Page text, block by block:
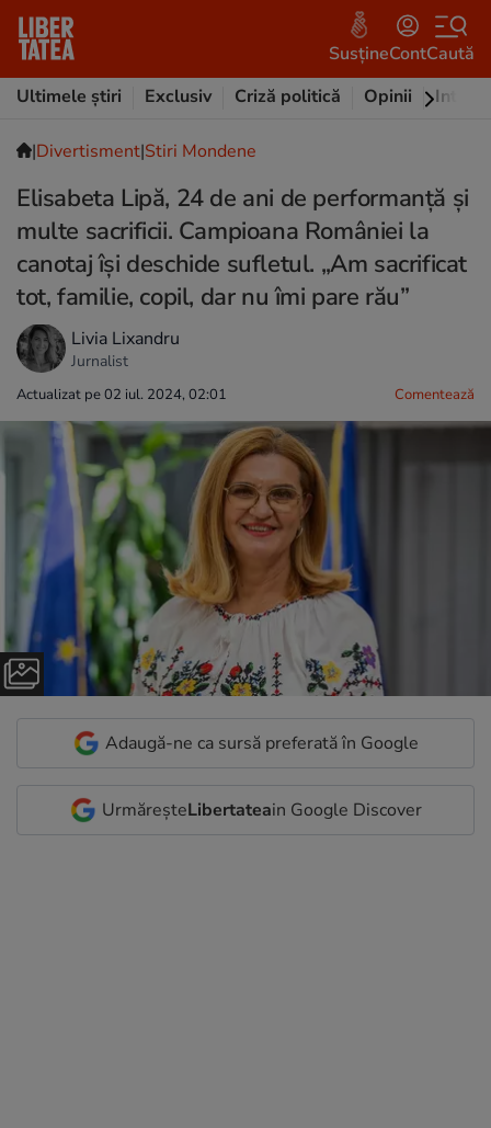
SusțineContCaută
Ultimele știri
Exclusiv Criză politică Opinii
|Divertisment|Stiri Mondene
Elisabeta Lipă, 24 de ani de performanță și
multe sacrificii. Campioana României la
canotaj își deschide sufletul. „Am sacrificat
tot, familie, copil, dar nu îmi pare rău”
Livia Lixandru
Jurnalist
Actualizat pe 02 iul. 2024, 02:01 Comentează
Adaugă-ne ca sursă preferată în Google
UrmăreșteLibertateain Google Discover